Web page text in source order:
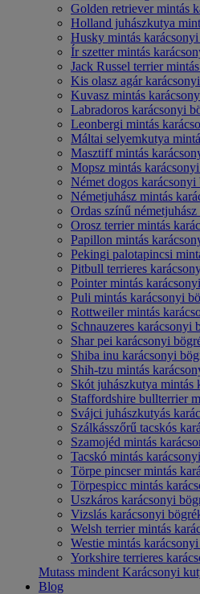
Golden retriever mintás
Holland juhászkutya
Husky mintás
Ír szetter mintás
Jack Russel terrier
Kis olasz agár
Kuvasz mintás
Labradoros karácsonyi
Leonbergi mintás
Máltai selyemkutya
Masztiff mintás
Mopsz mintás
Német dogos karácsonyi
Németjuhász mintás
Ordas színű
Orosz terrier mintás
Papillon mintás
Pekingi palotapincsi
Pitbull terrieres
Pointer mintás
Puli mintás karácsonyi
Rottweiler mintás
Schnauzeres karácsonyi
Shar pei karácsonyi
Shiba inu karácsonyi
Shih-tzu mintás
Skót juhászkutya mintás
Staffordshire bullterrier
Svájci juhászkutyás
Szálkásszőrű tacskós
Szamojéd mintás
Tacskó mintás
Törpe pincser mintás
Törpespicc mintás
Uszkáros karácsonyi
Vizslás karácsonyi
Welsh terrier mintás
Westie mintás
Yorkshire terrieres
Mutass mindent Karácsonyi
Blog